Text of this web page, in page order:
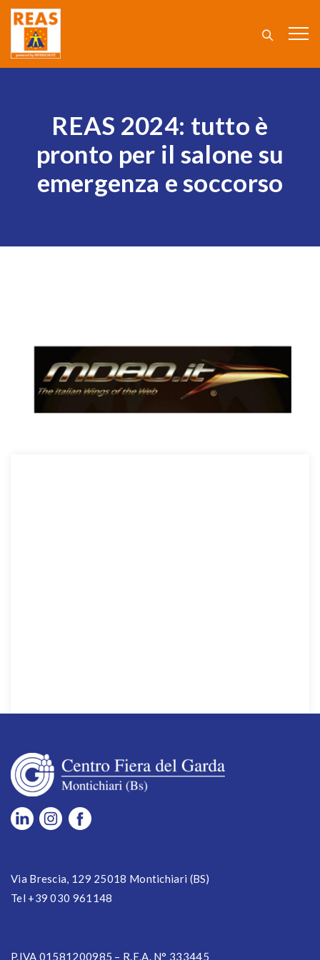
REAS 2024: tutto è
pronto per il salone su
emergenza e soccorso
Via Brescia, 129 25018 Montichiari (BS)
Tel +39 030 961148
P.IVA 01581200985 – R.E.A. N° 333445